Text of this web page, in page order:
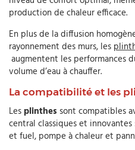
production de chaleur efficace.
En plus de la diffusion
rayonnement des murs, les
augmentent les performances
volume d’eau à chauffer.
La compatibilité et les
Les plinthes sont compatibles
central classiques et
et fuel, pompe à chaleur et